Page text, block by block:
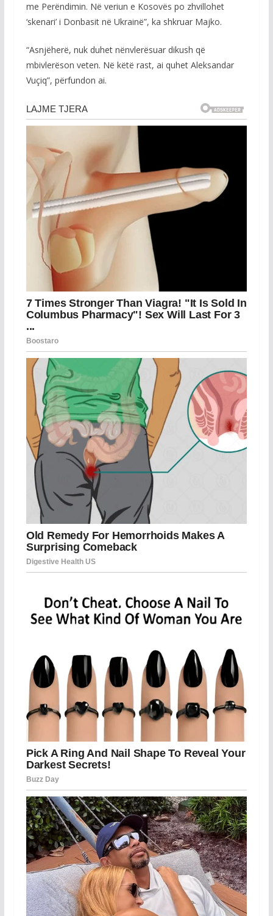
me Perëndimin. Në veriun e Kosovës po zhvillohet
‘skenari’ i Donbasit në Ukrainë”, ka shkruar Majko.
“Asnjëherë, nuk duhet nënvlerësuar dikush që
mbivlerëson veten. Në këtë rast, ai quhet Aleksandar
Vuçiq”, përfundon ai.